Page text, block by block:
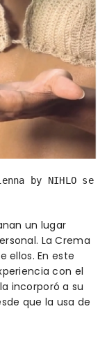
by NIHLO se
un lugar
La Crema
ellos. En este
con el
incorporó a su
que la usa de